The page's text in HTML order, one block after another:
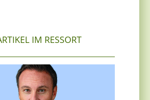
IM RESSORT